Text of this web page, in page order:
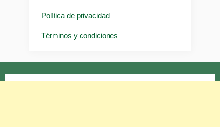
Política de privacidad
Términos y condiciones